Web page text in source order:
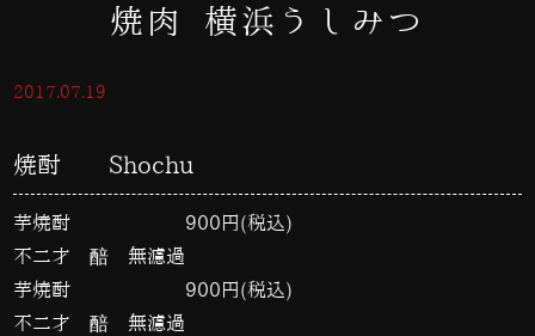
焼肉 横浜うしみつ
2017.07.19
焼酎 Shochu
芋焼酎
不二才 醅 無濾過
900円(税込)
芋焼酎
不二才 醅 無濾過
900円(税込)